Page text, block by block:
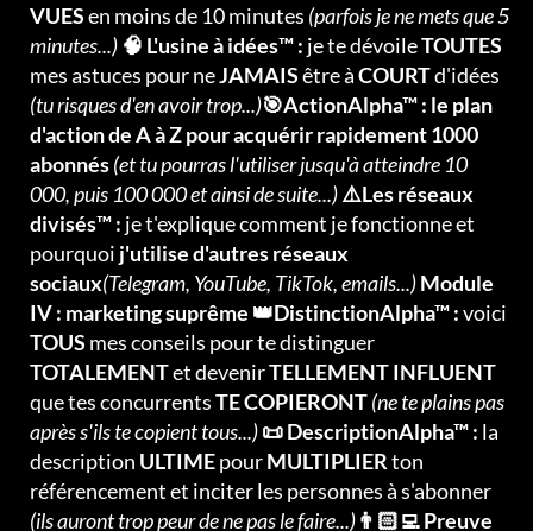
VUESen moins de 10 minutes (parfois je ne mets que 5
minutes...) 🧠 L'usine à idées™ : je te dévoileTOUTES
mes astuces pour neJAMAISêtre àCOURTd'idées
(tu risques d'en avoir trop...)🎯ActionAlpha™ : le plan
d'action de A à Z pour acquérir rapidement 1000
abonnés(et tu pourras l'utiliser jusqu'à atteindre 10
000, puis 100 000 et ainsi de suite...)⚠️Les réseaux
divisés™ : je t'explique comment je fonctionne et
pourquoi j'utilise d'autres réseaux
sociaux(Telegram, YouTube, TikTok, emails...)Module
IV : marketing suprême 👑DistinctionAlpha™ :voici
TOUS mes conseils pour te distinguer
TOTALEMENTet devenirTELLEMENT INFLUENT
que tes concurrentsTE COPIERONT(ne te plains pas
après s'ils te copient tous...)📜 DescriptionAlpha™ : la
description ULTIMEpourMULTIPLIERton
référencement et inciter les personnes à s'abonner
(ils auront trop peur de ne pas le faire...)👨🏻‍💻 Preuve